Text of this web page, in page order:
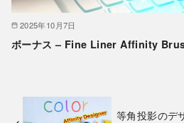
2025年10月7日
ボーナス – Fine Liner Affinity
等角投影のデ